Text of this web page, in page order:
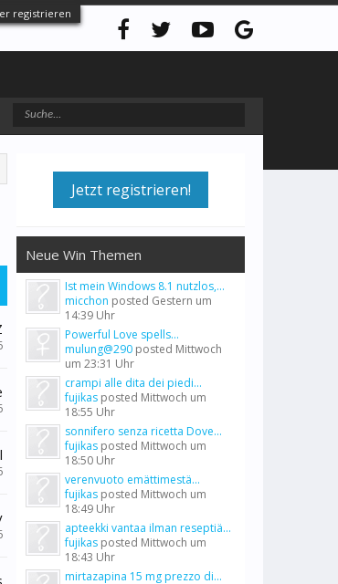
registrieren
Jetzt registrieren!
Neue Win Themen
Ist mein Windows 8.1 nutzlos,...
micchon posted Gestern um
14:39 Uhr
Powerful Love spells...
mulung@290 posted Mittwoch
um 23:31 Uhr
crampi alle dita dei piedi...
fujikas posted Mittwoch um
18:55 Uhr
sonnifero senza ricetta Dove...
fujikas posted Mittwoch um
18:50 Uhr
verenvuoto emättimestä...
fujikas posted Mittwoch um
18:49 Uhr
apteekki vantaa ilman reseptiä...
fujikas posted Mittwoch um
18:43 Uhr
mirtazapina 15 mg prezzo di...